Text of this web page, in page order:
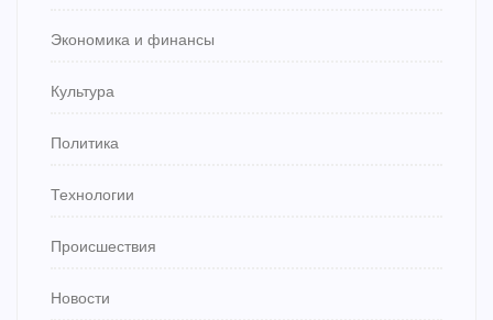
Экономика и финансы
Культура
Политика
Технологии
Происшествия
Новости